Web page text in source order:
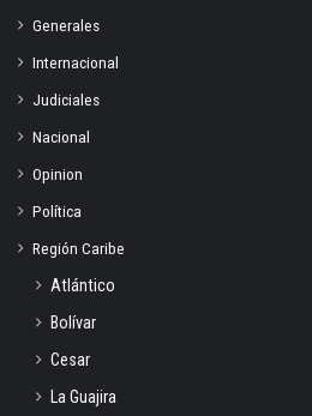
Generales
Internacional
Judiciales
Nacional
Opinion
Política
Región Caribe
Atlántico
Bolívar
Cesar
La Guajira